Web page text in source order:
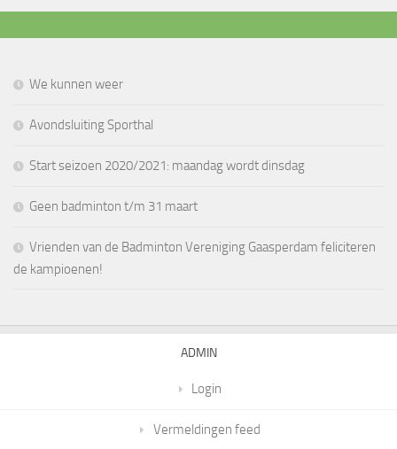
We kunnen weer
Avondsluiting Sporthal
Start seizoen 2020/2021: maandag wordt dinsdag
Geen badminton t/m 31 maart
Vrienden van de Badminton Vereniging Gaasperdam feliciteren
de kampioenen!
ADMIN
Login
Vermeldingen feed